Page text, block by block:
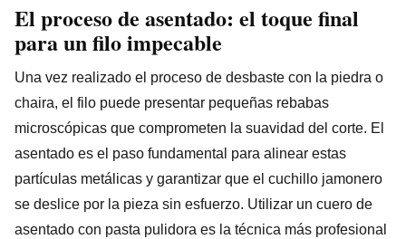
El proceso de asentado: el toque final
para un filo impecable
Una vez realizado el proceso de desbaste con la piedra o
chaira, el filo puede presentar pequeñas rebabas
microscópicas que comprometen la suavidad del corte. El
asentado es el paso fundamental para alinear estas
partículas metálicas y garantizar que el cuchillo jamonero
se deslice por la pieza sin esfuerzo. Utilizar un cuero de
asentado con pasta pulidora es la técnica más profesional